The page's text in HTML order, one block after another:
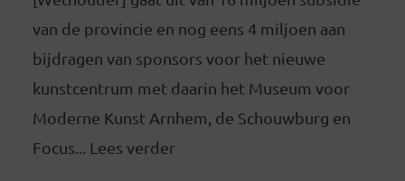
van de provincie en nog eens 4 miljoen aan
bijdragen van sponsors voor het nieuwe
kunstcentrum met daarin het Museum voor
Moderne Kunst Arnhem, de Schouwburg en
Focus... Lees verder